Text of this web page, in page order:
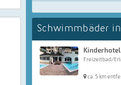
Schwimmbäder
Freizeitbad/
ca. 5 km